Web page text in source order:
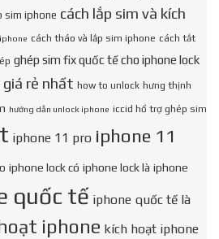
sim iphone cách lắp sim và kích
cách tháo và lắp sim iphone cách tắt
ghép sim fix quốc tế cho iphone lock
giá rẻ nhất how to unlock hưng thịnh
hướng dẫn unlock iphone iccid hổ trợ ghép sim
iphone 11 pro iphone 11
iphone lock có iphone lock là iphone
quốc tế iphone quốc tế là
iphone kích hoạt iphone